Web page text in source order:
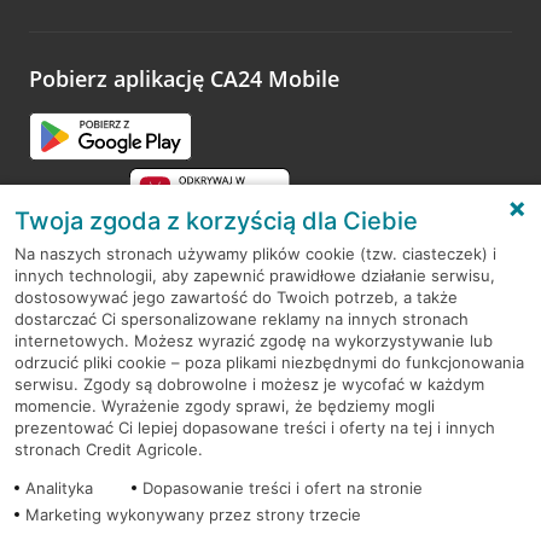
opinie.
Pobierz aplikację CA24 Mobile
RODO
Regulamin serwisu
Mapa serwisu
PolitykaCookies
Twoja zgoda z korzyścią dla Ciebie
Na naszych stronach używamy plików cookie (tzw. ciasteczek) i
innych technologii, aby zapewnić prawidłowe działanie serwisu,
dostosowywać jego zawartość do Twoich potrzeb, a także
dostarczać Ci spersonalizowane reklamy na innych stronach
internetowych. Możesz wyrazić zgodę na wykorzystywanie lub
odrzucić pliki cookie – poza plikami niezbędnymi do funkcjonowania
serwisu. Zgody są dobrowolne i możesz je wycofać w każdym
momencie. Wyrażenie zgody sprawi, że będziemy mogli
prezentować Ci lepiej dopasowane treści i oferty na tej i innych
stronach Credit Agricole.
Analityka
Dopasowanie treści i ofert na stronie
Marketing wykonywany przez strony trzecie